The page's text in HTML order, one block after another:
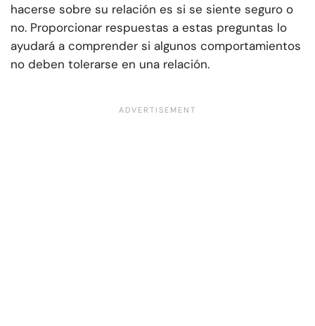
hacerse sobre su relación es si se siente seguro o
no. Proporcionar respuestas a estas preguntas lo
ayudará a comprender si algunos comportamientos
no deben tolerarse en una relación.